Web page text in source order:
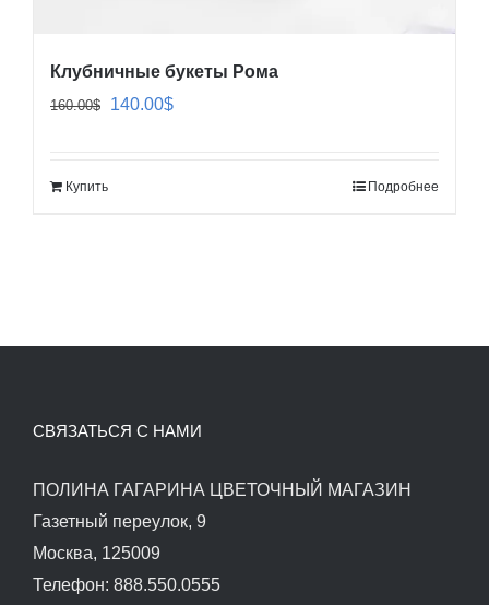
Клубничные букеты Рома
160.00$
Первоначальная
140.00$Текущая
Купить Подробнее
СВЯЗАТЬСЯ С НАМИ
ПОЛИНА ГАГАРИНА ЦВЕТОЧНЫЙ МАГАЗИН
Газетный переулок, 9
Москва, 125009
Телефон: 888.550.0555